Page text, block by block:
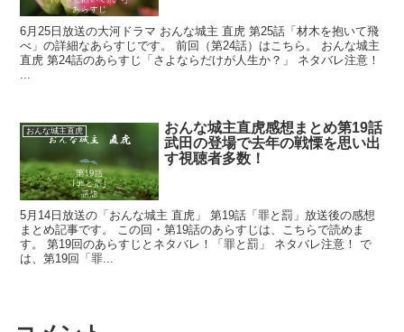
6月25日放送の大河ドラマ おんな城主 直虎 第25話「材木を抱いて飛
べ」の詳細なあらすじです。 前回（第24話）はこちら。 おんな城主
直虎 第24話のあらすじ「さよならだけが人生か？」 ネタバレ注意！
おんな城主直虎
おんな城主直虎感想まとめ第19話
武田の登場で去年の戦慄を思い出
す視聴者多数！
5月14日放送の「おんな城主 直虎」 第19話「罪と罰」放送後の感想
まとめ記事です。 この回・第19話のあらすじは、こちらで読めま
す。 第19回のあらすじとネタバレ！「罪と罰」 ネタバレ注意！ で
は、第19回「罪...